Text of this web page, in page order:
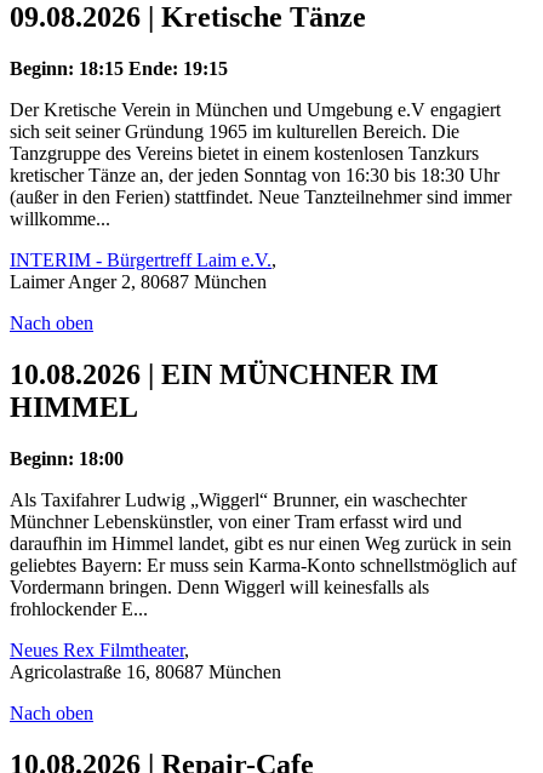
09.08.2026 | Kretische Tänze
Beginn: 18:15 Ende: 19:15
Der Kretische Verein in München und Umgebung e.V engagiert
sich seit seiner Gründung 1965 im kulturellen Bereich. Die
Tanzgruppe des Vereins bietet in einem kostenlosen Tanzkurs
kretischer Tänze an, der jeden Sonntag von 16:30 bis 18:30 Uhr
(außer in den Ferien) stattfindet. Neue Tanzteilnehmer sind immer
willkomme...
INTERIM - Bürgertreff Laim e.V.,
Laimer Anger 2, 80687 München
Nach oben
10.08.2026 | EIN MÜNCHNER IM
HIMMEL
Beginn: 18:00
Als Taxifahrer Ludwig „Wiggerl“ Brunner, ein waschechter
Münchner Lebenskünstler, von einer Tram erfasst wird und
daraufhin im Himmel landet, gibt es nur einen Weg zurück in sein
geliebtes Bayern: Er muss sein Karma-Konto schnellstmöglich auf
Vordermann bringen. Denn Wiggerl will keinesfalls als
frohlockender E...
Neues Rex Filmtheater,
Agricolastraße 16, 80687 München
Nach oben
10.08.2026 | Repair-Cafe